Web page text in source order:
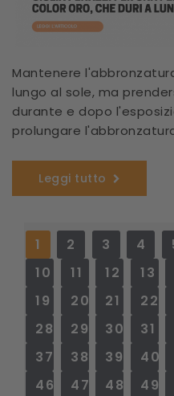
Mantenere
lungo al sole, ma
durante e dopo
prolungare
Leggi tutto
1 2 3 4
10
11 12 13
19
20 21 22
28
29 30 31
37
38 39 40
46
47 48 49